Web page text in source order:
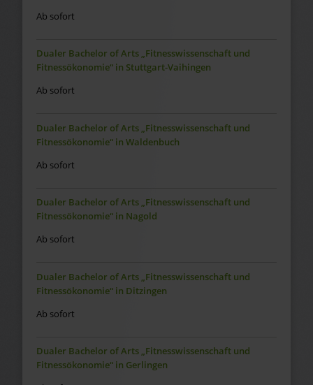
Ab sofort
Dualer Bachelor of Arts „Fitnesswissenschaft und
Fitnessökonomie“ in Stuttgart-Vaihingen
Ab sofort
Dualer Bachelor of Arts „Fitnesswissenschaft und
Fitnessökonomie“ in Waldenbuch
Ab sofort
Dualer Bachelor of Arts „Fitnesswissenschaft und
Fitnessökonomie“ in Nagold
Ab sofort
Dualer Bachelor of Arts „Fitnesswissenschaft und
Fitnessökonomie“ in Ditzingen
Ab sofort
Dualer Bachelor of Arts „Fitnesswissenschaft und
Fitnessökonomie“ in Gerlingen